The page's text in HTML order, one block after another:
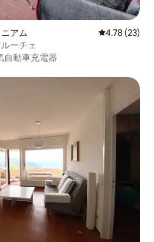
アム レビュー23
4.78 (23)
ーチェ
自動車充電器